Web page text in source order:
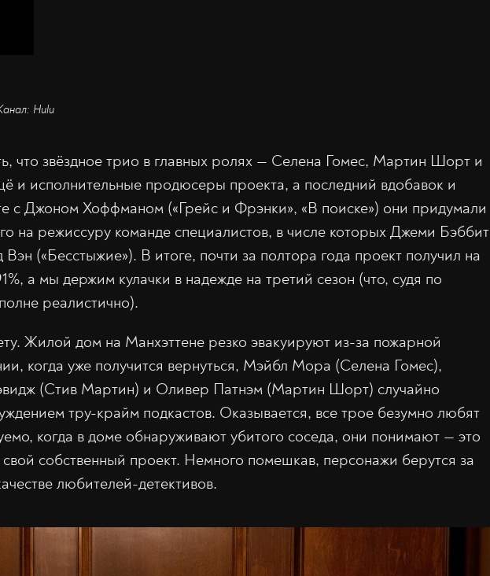
Hulu
что звёздное трио в главных ролях — Селена Гомес, Мартин Шорт и
и исполнительные продюсеры проекта, а последний вдобавок и
с Джоном Хоффманом («Грейс и Фрэнки», «В поиске») они придумали
на режиссуру команде специалистов, в числе которых Джеми Бэббит
(«Бесстыжие»). В итоге, почти за полтора года проект получил на
а мы держим кулачки в надежде на третий сезон (что, судя по
реалистично).
Жилой дом на Манхэттене резко эвакуируют из-за пожарной
когда уже получится вернуться, Мэйбл Мора (Селена Гомес),
(Стив Мартин) и Оливер Патнэм (Мартин Шорт) случайно
тру-крайм подкастов. Оказывается, все трое безумно любят
когда в доме обнаруживают убитого соседа, они понимают — это
свой собственный проект. Немного помешкав, персонажи берутся за
любителей-детективов.